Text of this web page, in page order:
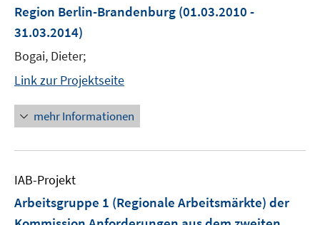
Region Berlin-Brandenburg (01.03.2010 -
31.03.2014)
Bogai, Dieter;
Link zur Projektseite
mehr Informationen
IAB-Projekt
Arbeitsgruppe 1 (Regionale Arbeitsmärkte) der